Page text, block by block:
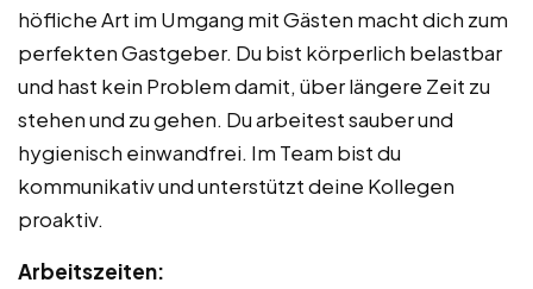
höfliche Art im Umgang mit Gästen macht dich zum
perfekten Gastgeber. Du bist körperlich belastbar
und hast kein Problem damit, über längere Zeit zu
stehen und zu gehen. Du arbeitest sauber und
hygienisch einwandfrei. Im Team bist du
kommunikativ und unterstützt deine Kollegen
proaktiv.
Arbeitszeiten: